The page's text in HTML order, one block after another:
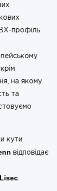
профіль
на якому
та
кути
відповідає
Lisec